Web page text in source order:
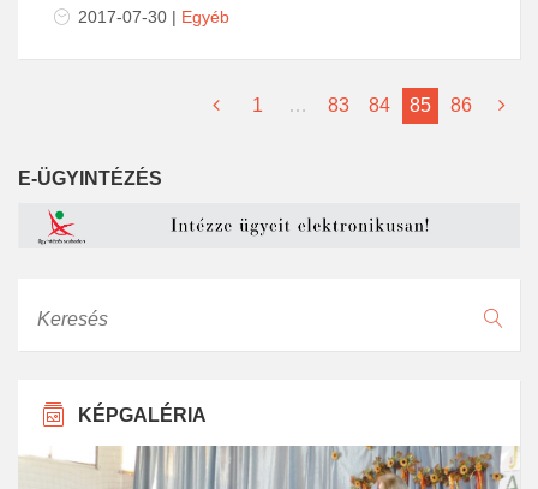
2017-07-30 | Egyéb
1 … 83 84 85 86
E-ÜGYINTÉZÉS
KÉPGALÉRIA